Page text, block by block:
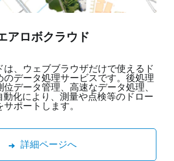
アロボクラウド
は、ウェブブラウザだけで使えるド
のデータ処理サービスです。後処理
データ管理、高速なデータ処理、
動化により、測量や点検等のドロー
ポートします。
詳細ページへ